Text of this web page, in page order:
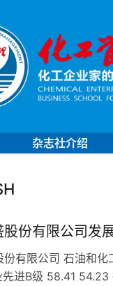
杂志社介绍
股份有限公司发
份有限公司 石油和
先进B级 58.41